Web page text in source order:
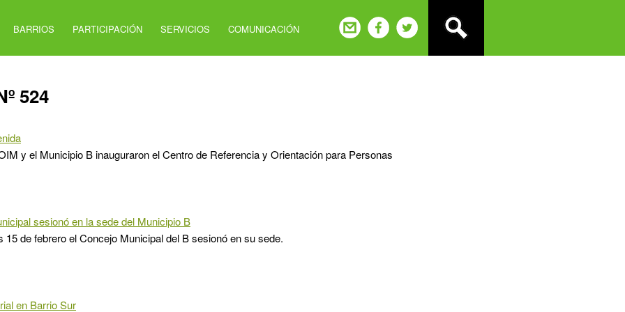
BARRIOS PARTICIPACIÓN SERVICIOS COMUNICACIÓN
524
y el Municipio B inauguraron el Centro de Referencia y Orientación para Personas
sesionó en la sede del Municipio B
15 de febrero el Concejo Municipal del B sesionó en su sede.
en Barrio Sur